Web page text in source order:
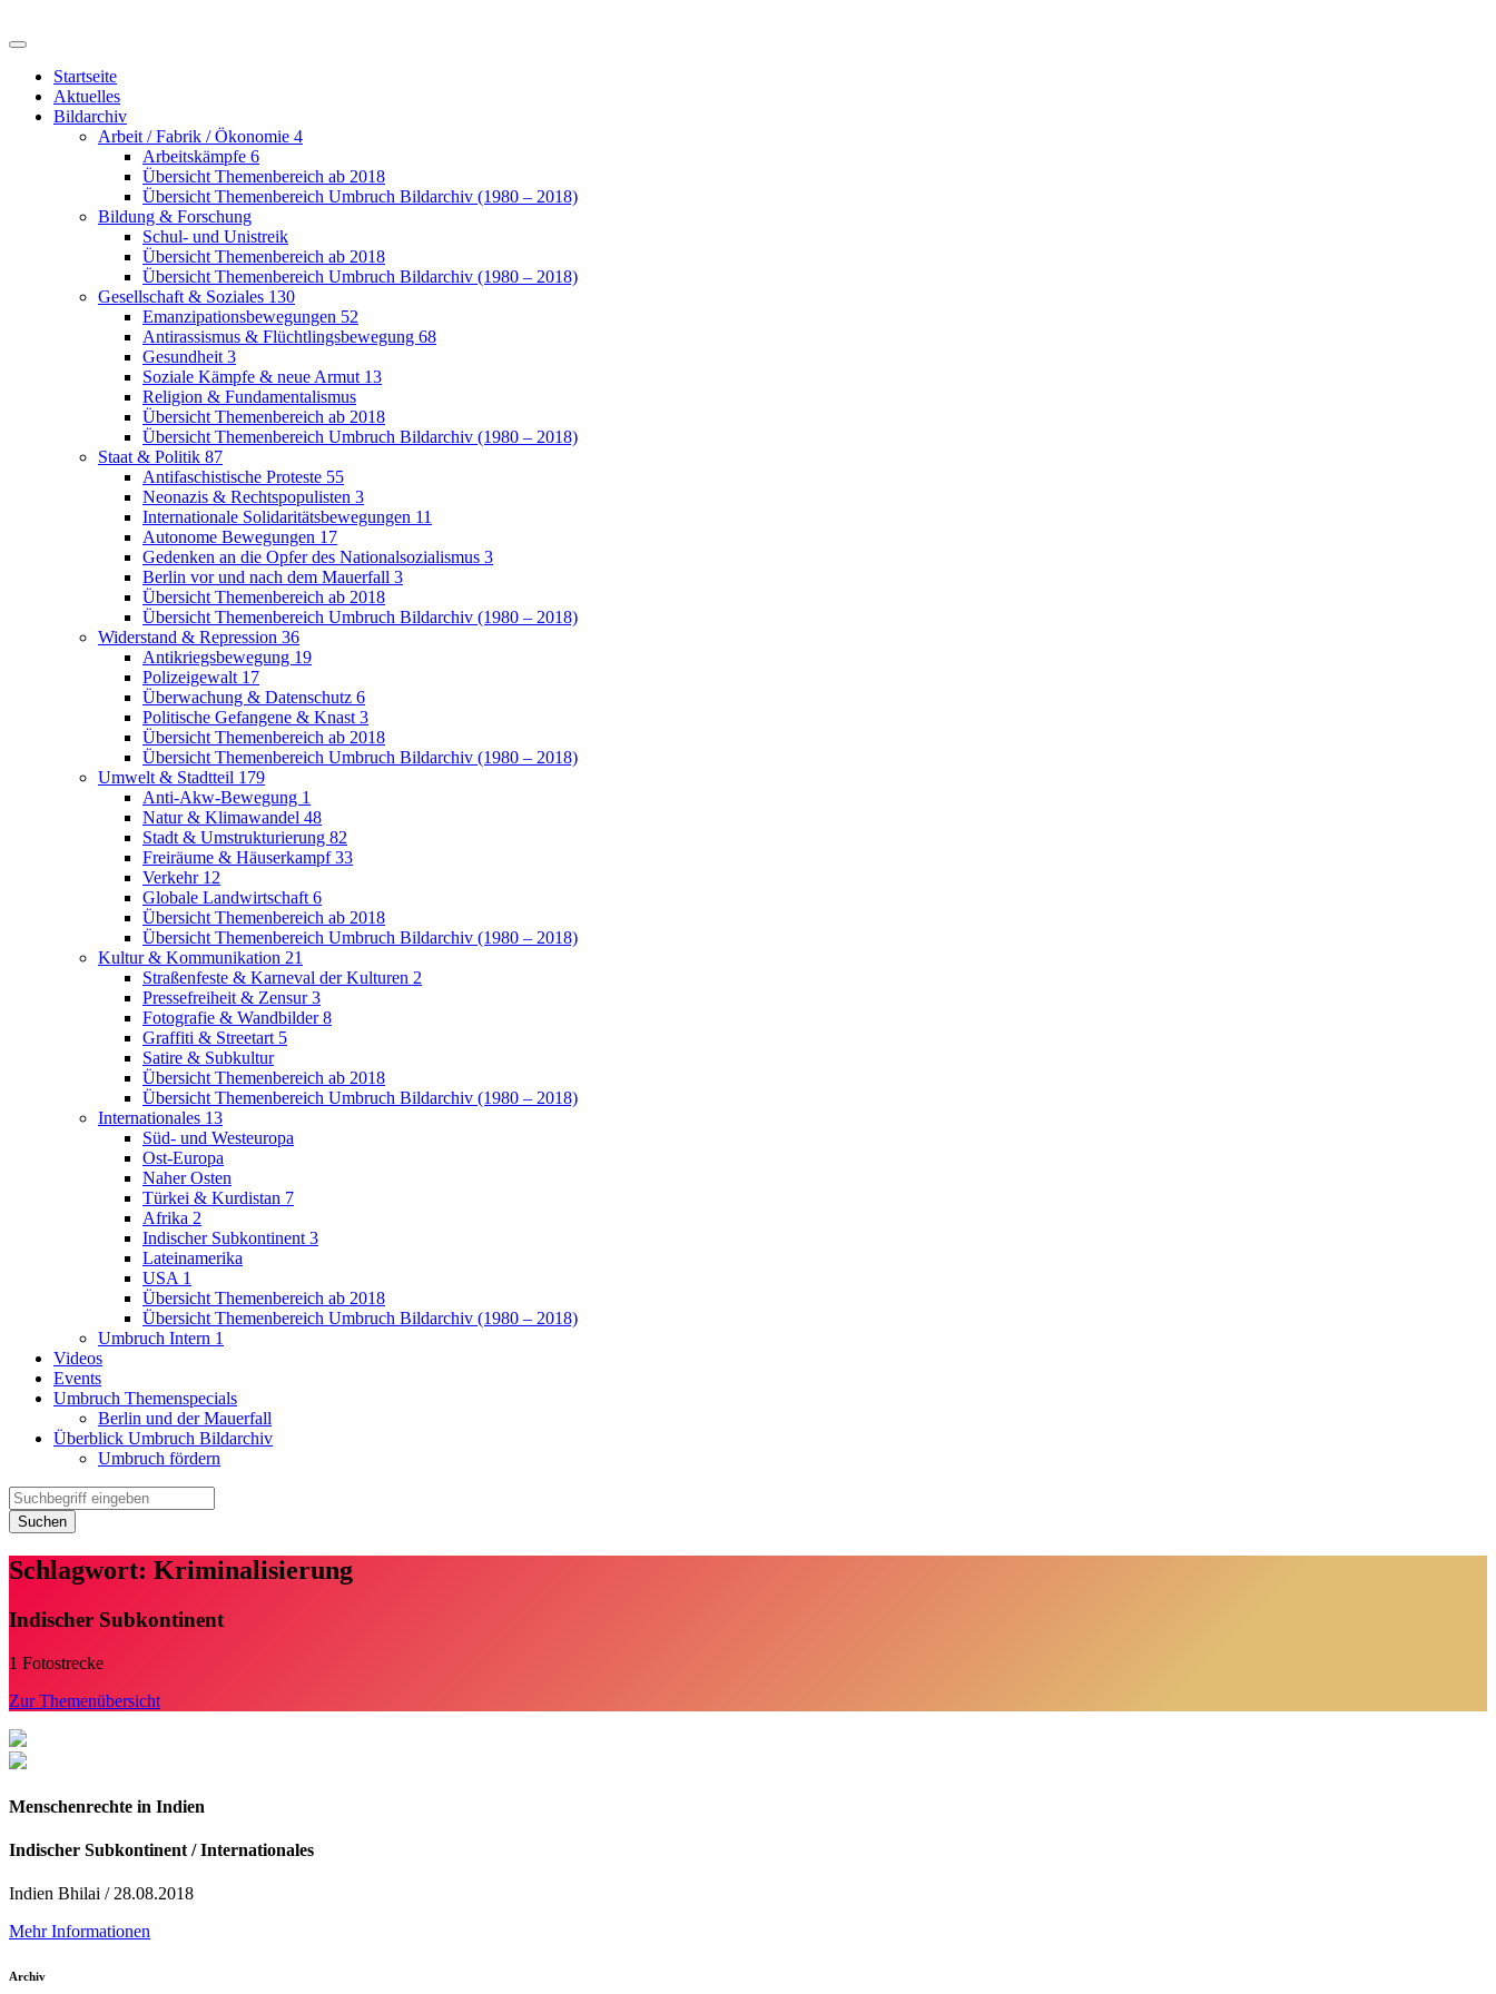
Startseite
Aktuelles
Bildarchiv
Arbeit / Fabrik / Ökonomie 4
Arbeitskämpfe 6
Übersicht Themenbereich ab 2018
Übersicht Themenbereich Umbruch Bildarchiv (1980 – 2018)
Bildung & Forschung
Schul- und Unistreik
Übersicht Themenbereich ab 2018
Übersicht Themenbereich Umbruch Bildarchiv (1980 – 2018)
Gesellschaft & Soziales 130
Emanzipationsbewegungen 52
Antirassismus & Flüchtlingsbewegung 68
Gesundheit 3
Soziale Kämpfe & neue Armut 13
Religion & Fundamentalismus
Übersicht Themenbereich ab 2018
Übersicht Themenbereich Umbruch Bildarchiv (1980 – 2018)
Staat & Politik 87
Antifaschistische Proteste 55
Neonazis & Rechtspopulisten 3
Internationale Solidaritätsbewegungen 11
Autonome Bewegungen 17
Gedenken an die Opfer des Nationalsozialismus 3
Berlin vor und nach dem Mauerfall 3
Übersicht Themenbereich ab 2018
Übersicht Themenbereich Umbruch Bildarchiv (1980 – 2018)
Widerstand & Repression 36
Antikriegsbewegung 19
Polizeigewalt 17
Überwachung & Datenschutz 6
Politische Gefangene & Knast 3
Übersicht Themenbereich ab 2018
Übersicht Themenbereich Umbruch Bildarchiv (1980 – 2018)
Umwelt & Stadtteil 179
Anti-Akw-Bewegung 1
Natur & Klimawandel 48
Stadt & Umstrukturierung 82
Freiräume & Häuserkampf33
Verkehr 12
Globale Landwirtschaft 6
Übersicht Themenbereich ab 2018
Übersicht Themenbereich Umbruch Bildarchiv (1980 – 2018)
Kultur & Kommunikation 21
Straßenfeste & Karneval der Kulturen 2
Pressefreiheit & Zensur3
Fotografie & Wandbilder8
Graffiti & Streetart 5
Satire & Subkultur
Übersicht Themenbereich ab 2018
Übersicht Themenbereich Umbruch Bildarchiv (1980 – 2018)
Internationales 13
Süd- und Westeuropa
Ost-Europa
Naher Osten
Türkei & Kurdistan 7
Afrika 2
Indischer Subkontinent 3
Lateinamerika
USA 1
Übersicht Themenbereich ab 2018
Übersicht Themenbereich Umbruch Bildarchiv (1980 – 2018)
Umbruch Intern 1
Videos
Events
Umbruch Themenspecials
Berlin und der Mauerfall
Überblick Umbruch Bildarchiv
Umbruch fördern
Suchen
Schlagwort: Kriminalisierung
Indischer Subkontinent
1 Fotostrecke
Zur Themenübersicht
Menschenrechte in Indien
Indischer Subkontinent / Internationales
Indien Bhilai / 28.08.2018
Mehr Informationen
Archiv